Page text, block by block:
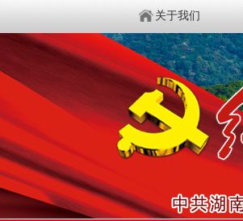
关于我们